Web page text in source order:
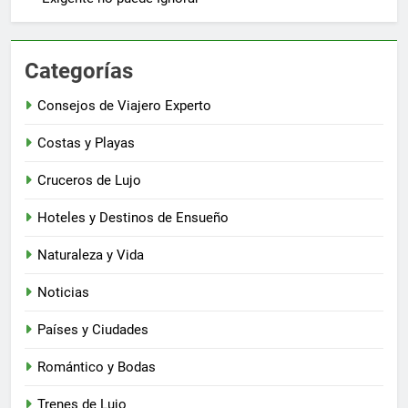
Categorías
Consejos de Viajero Experto
Costas y Playas
Cruceros de Lujo
Hoteles y Destinos de Ensueño
Naturaleza y Vida
Noticias
Países y Ciudades
Romántico y Bodas
Trenes de Lujo